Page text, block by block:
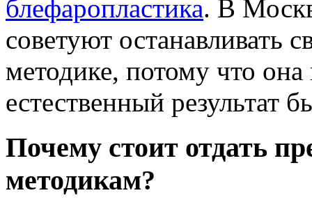
блефаропластика. В
советуют останавливать
методике, потому что она
естественный результат
Почему стоит отдать
методикам?